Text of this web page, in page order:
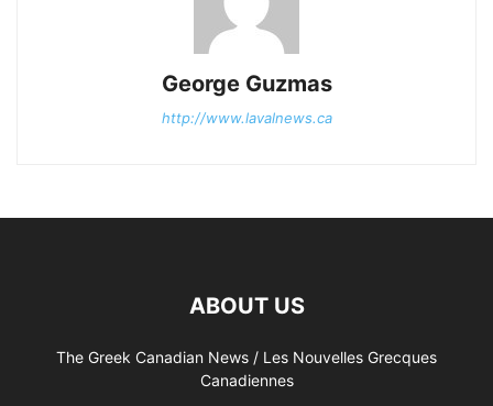
George Guzmas
http://www.lavalnews.ca
ABOUT US
The Greek Canadian News / Les Nouvelles Grecques
Canadiennes